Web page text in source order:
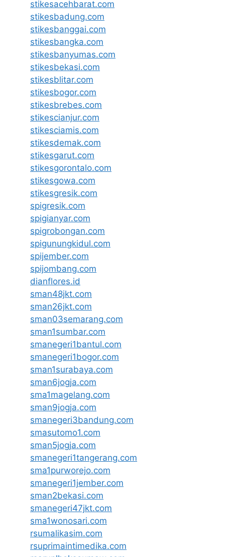
stikesacehbarat.com
stikesbadung.com
stikesbanggai.com
stikesbangka.com
stikesbanyumas.com
stikesbekasi.com
stikesblitar.com
stikesbogor.com
stikesbrebes.com
stikescianjur.com
stikesciamis.com
stikesdemak.com
stikesgarut.com
stikesgorontalo.com
stikesgowa.com
stikesgresik.com
spigresik.com
spigianyar.com
spigrobongan.com
spigunungkidul.com
spijember.com
spijombang.com
dianflores.id
sman48jkt.com
sman26jkt.com
sman03semarang.com
sman1sumbar.com
smanegeri1bantul.com
smanegeri1bogor.com
sman1surabaya.com
sman6jogja.com
sma1magelang.com
sman9jogja.com
smanegeri3bandung.com
smasutomo1.com
sman5jogja.com
smanegeri1tangerang.com
sma1purworejo.com
smanegeri1jember.com
sman2bekasi.com
smanegeri47jkt.com
sma1wonosari.com
rsumalikasim.com
rsuprimaintimedika.com